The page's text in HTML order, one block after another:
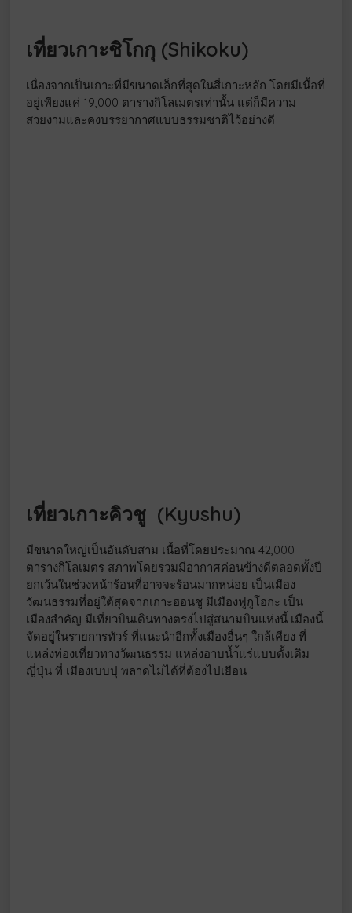
เที่ยวเกาะชิโกกุ (Shikoku)
เนื่องจากเป็นเกาะที่มีขนาดเล็กที่สุดในสี่เกาะหลัก โดยมีเนื้อที่
อยู่เพียงแค่ 19,000 ตารางกิโลเมตรเท่านั้น แต่ก็มีความ
สวยงามและคงบรรยากาศแบบธรรมชาติไว้อย่างดี
เที่ยวเกาะคิวชู (Kyushu)
มีขนาดใหญ่เป็นอันดับสาม เนื้อที่โดยประมาณ 42,000
ตารางกิโลเมตร สภาพโดยรวมมีอากาศค่อนข้างดีตลอดทั้งปี
ยกเว้นในช่วงหน้าร้อนที่อาจจะร้อนมากหน่อย เป็นเมือง
วัฒนธรรมที่อยู่ใต้สุดจากเกาะฮอนชู มีเมืองฟูกูโอกะ เป็น
เมืองสำคัญ มีเที่ยวบินเดินทางตรงไปสู่สนามบินแห่งนี้ เมืองนี้
จัดอยู่ในรายการทัวร์ ที่แนะนำอีกทั้งเมืองอื่นๆ ใกล้เคียง ที่
แหล่งท่องเที่ยวทางวัฒนธรรม แหล่งอาบน้ำ้แร่แบบดั้งเดิม
ญี่ปุ่น ที่ เมืองเบบปุ พลาดไม่ได้ที่ต้องไปเยือน